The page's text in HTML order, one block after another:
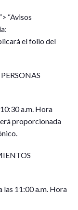
“Avisos
el folio del
a.m. Hora
proporcionada
las 11:00 a.m. Hora